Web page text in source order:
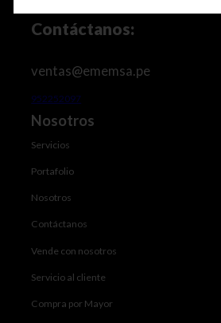
Contáctanos:
ventas@ememsa.pe
952252097
Nosotros
Servicios
Portafolio
Nosotros
Contáctanos
Vende con nosotros
Servicio al cliente
Compra por Mayor